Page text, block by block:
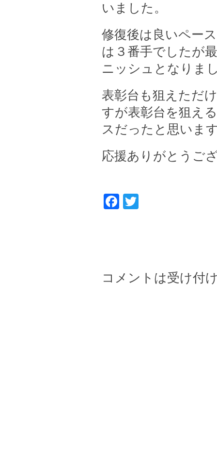
いました。
修復後は良いペー
は３番手でしたが
ニッシュとなりま
表彰台も狙えただ
すが表彰台を狙え
スだったと思いま
応援ありがとうご
Facebook
コメントは受け付